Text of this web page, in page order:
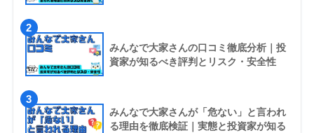
2
みんなで大家さんの口コミ徹底分析｜投
資家が知るべき評判とリスク・安全性
3
みんなで大家さんが「危ない」と言われ
る理由を徹底検証｜実態と投資家が知る